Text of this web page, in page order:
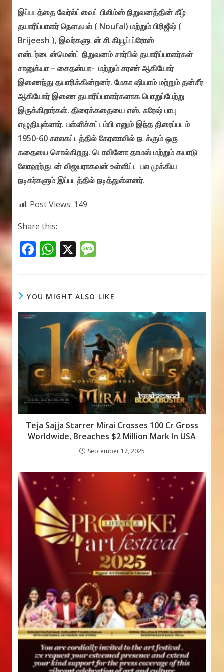
இப்படத்தை வேர்ல்ட்வைட் பிலிம்ஸ் நிறுவனத்தின் கீழ்
தயாரிப்பாளர் நௌஃபல் ( Noufal) மற்றும் பிரிஜீஷ் (
Brijeesh ), இவர்களுடன் சி கியூப் ப்ரோஸ்
என்டர்டைன்மென்ட் நிறுவனம் சார்பில் தயாரிப்பாளர்கள்
சானுக்யா – சைதன்யா- மற்றும் சரண் ஆகியோர்
இணைந்து தயாரிக்கின்றனர். மேகா ஷியாம் மற்றும் தன்சீர்
ஆகியோர் இணை தயாரிப்பாளர்களாக பொறுப்பேற்று
இருக்கிறார்கள். திரைக்கதையை எஸ். சுரேஷ் பாபு
எழுதியுள்ளார். பள்ளிச்சட்டம்பி எனும் இந்த திரைப்படம்
1950-60 காலகட்டத்தில் கேரளாவில் நடக்கும் ஒரு
கதையை சொல்கிறது. டொவினோ தாமஸ் மற்றும் கயாடு
லோஹர்ருடன் விஜயராகவன் உள்ளிட்ட பல முக்கிய
நடிகர்களும் இப்படத்தில் நடித்துள்ளனர்.
Post Views: 149
Share this:
F
b
o
o
W
s
A
p
p
X M
a
g
e
YOU MIGHT ALSO LIKE
Teja Sajja Starrer Mirai Crosses 100 Cr Gross
Worldwide, Breaches $2 Million Mark In USA
September 17, 2025